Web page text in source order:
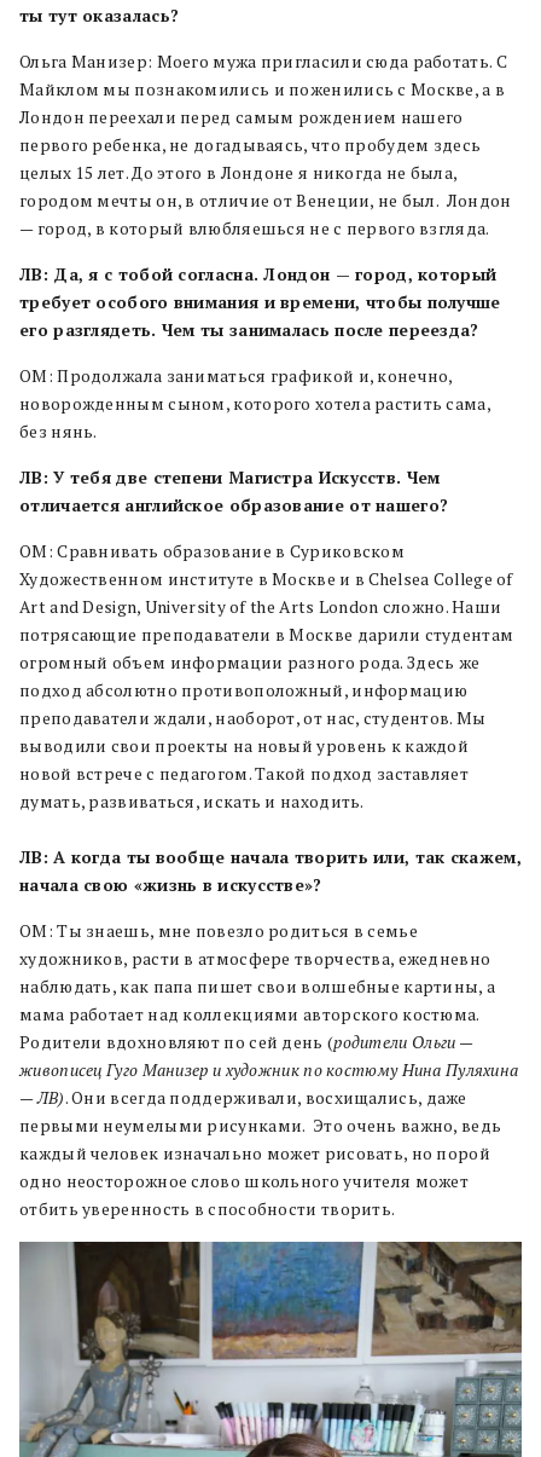
ты тут оказалась?
Ольга Манизер: Моего мужа пригласили сюда работать. С
Майклом мы познакомились и поженились с Москве, а в
Лондон переехали перед самым рождением нашего
первого ребенка, не догадываясь, что пробудем здесь
целых 15 лет. До этого в Лондоне я никогда не была,
городом мечты он, в отличие от Венеции, не был. Лондон
— город, в который влюбляешься не с первого взгляда.
ЛВ: Да, я с тобой согласна. Лондон — город, который
требует особого внимания и времени, чтобы получше
его разглядеть. Чем ты занималась после переезда?
ОМ: Продолжала заниматься графикой и, конечно,
новорожденным сыном, которого хотела растить сама,
без нянь.
ЛВ: У тебя две степени Магистра Искусств. Чем
отличается английское образование от нашего?
ОМ: Сравнивать образование в Суриковском
Художественном институте в Москве и в Chelsea College of
Art and Design, University of the Arts London сложно. Наши
потрясающие преподаватели в Москве дарили студентам
огромный объем информации разного рода. Здесь же
подход абсолютно противоположный, информацию
преподаватели ждали, наоборот, от нас, студентов. Мы
выводили свои проекты на новый уровень к каждой
новой встрече с педагогом. Такой подход заставляет
думать, развиваться, искать и находить.
ЛВ: А когда ты вообще начала творить или, так скажем,
начала свою «жизнь в искусстве»?
ОМ: Ты знаешь, мне повезло родиться в семье
художников, расти в атмосфере творчества, ежедневно
наблюдать, как папа пишет свои волшебные картины, а
мама работает над коллекциями авторского костюма.
Родители вдохновляют по сей день (родители Ольги —
живописец Гуго Манизер и художник по костюму Нина Пуляхина
— ЛВ). Они всегда поддерживали, восхищались, даже
первыми неумелыми рисунками. Это очень важно, ведь
каждый человек изначально может рисовать, но порой
одно неосторожное слово школьного учителя может
отбить уверенность в способности творить.